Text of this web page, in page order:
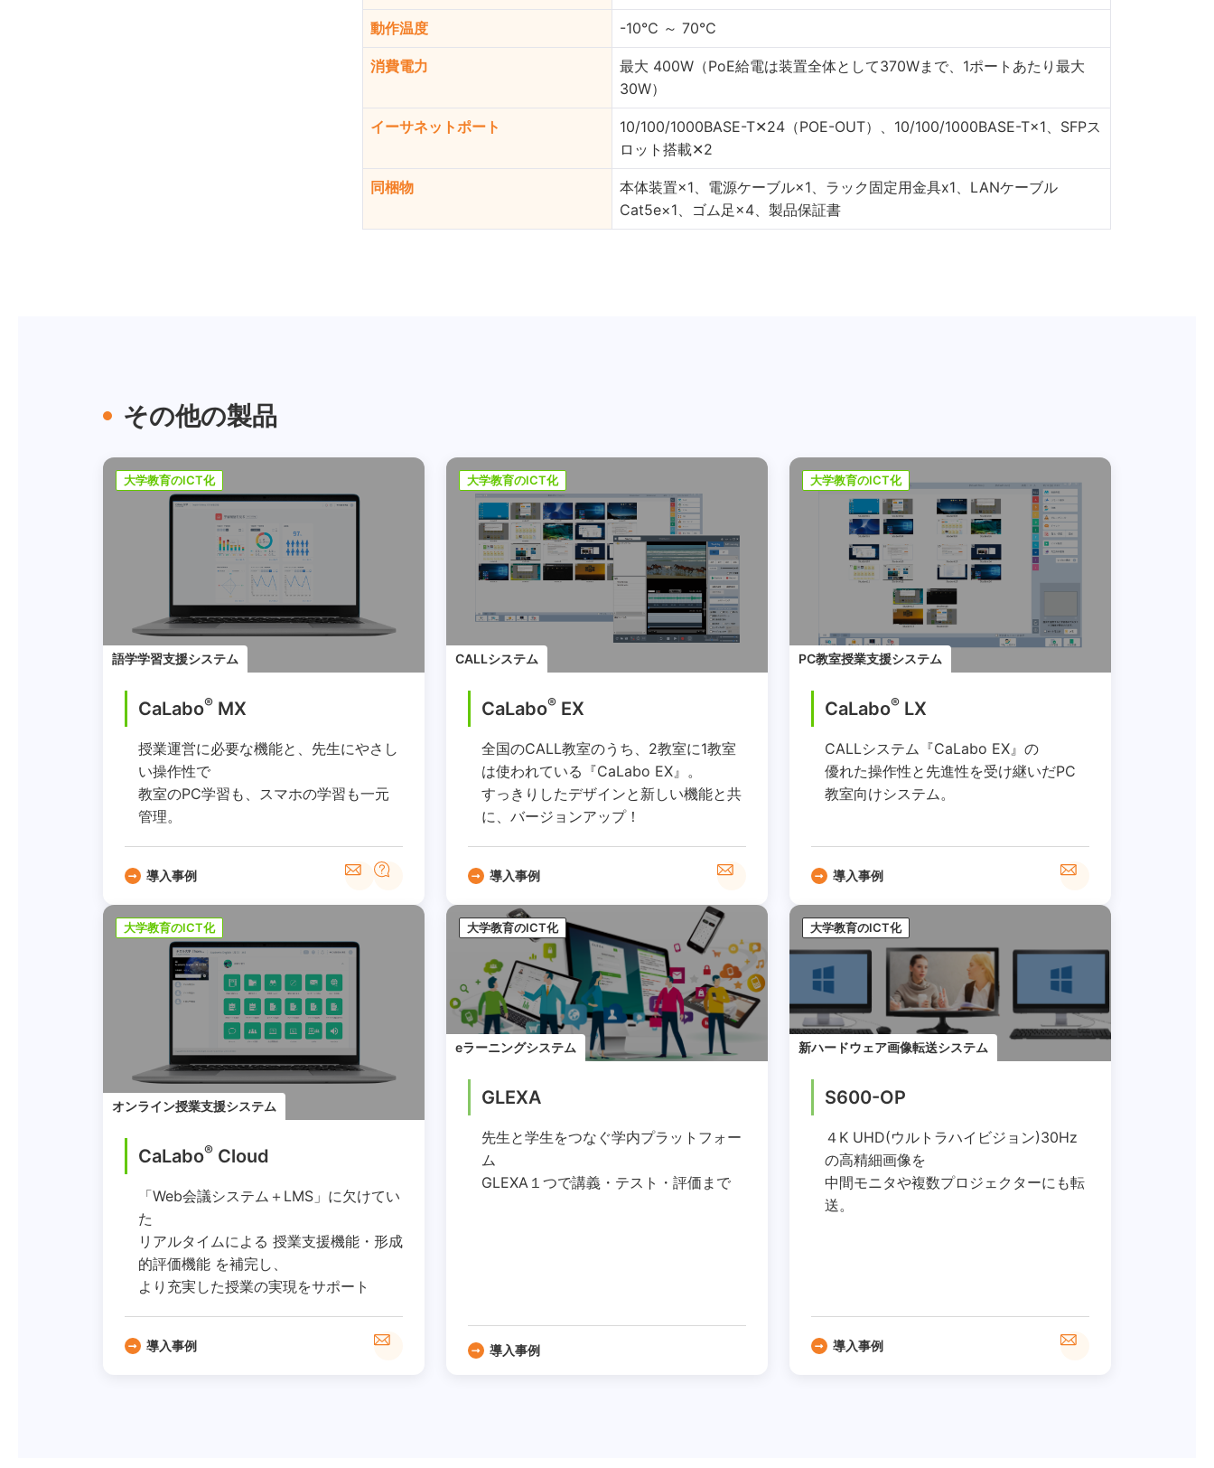
動作温度 -10℃ ～ 70℃
消費電力
最大 400W（PoE給電は装置全体として370Wまで、1ポートあたり最大
30W）
イーサネットポート
10/100/1000BASE-T✕24（POE-OUT）、10/100/1000BASE-T×1、SFPス
ロット搭載✕2
同梱物
本体装置×1、電源ケーブル×1、ラック固定用金具x1、LANケーブル
Cat5e×1、ゴム足×4、製品保証書
その他の製品
大学教育のICT化
語学学習支援システム
CaLabo® MX
授業運営に必要な機能と、先生にやさし
い操作性で
教室のPC学習も、スマホの学習も一元
管理。
導入事例
大学教育のICT化
CALLシステム
CaLabo® EX
全国のCALL教室のうち、2教室に1教室
は使われている『CaLabo EX』。
すっきりしたデザインと新しい機能と共
に、バージョンアップ！
導入事例
大学教育のICT化
PC教室授業支援システム
CaLabo® LX
CALLシステム『CaLabo EX』の
優れた操作性と先進性を受け継いだPC
教室向けシステム。
導入事例
大学教育のICT化
オンライン授業支援システム
CaLabo® ︎ Cloud
「Web会議システム＋LMS」に欠けてい
た
リアルタイムによる 授業支援機能・形成
的評価機能 を補完し、
より充実した授業の実現をサポート
導入事例
大学教育のICT化
eラーニングシステム
GLEXA
先生と学生をつなぐ学内プラットフォー
ム
GLEXA１つで講義・テスト・評価まで
導入事例
大学教育のICT化
新ハードウェア画像転送システム
S600-OP
４K UHD(ウルトラハイビジョン)30Hz
の高精細画像を
中間モニタや複数プロジェクターにも転
送。
導入事例